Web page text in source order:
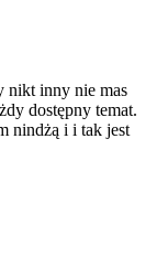
nikt inny nie mas
dostępny temat.
nindżą i i tak jest